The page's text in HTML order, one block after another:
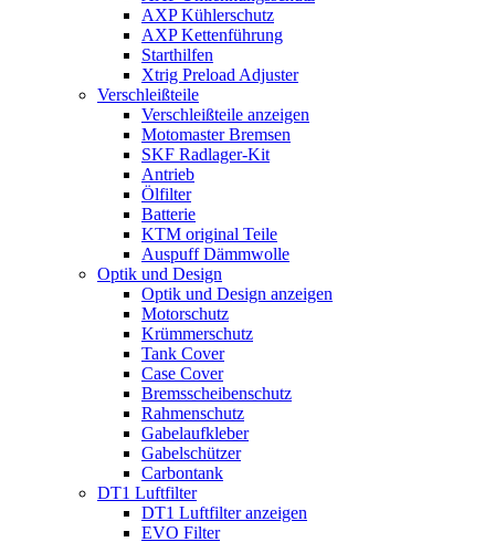
AXP Kühlerschutz
AXP Kettenführung
Starthilfen
Xtrig Preload Adjuster
Verschleißteile
Verschleißteile anzeigen
Motomaster Bremsen
SKF Radlager-Kit
Antrieb
Ölfilter
Batterie
KTM original Teile
Auspuff Dämmwolle
Optik und Design
Optik und Design anzeigen
Motorschutz
Krümmerschutz
Tank Cover
Case Cover
Bremsscheibenschutz
Rahmenschutz
Gabelaufkleber
Gabelschützer
Carbontank
DT1 Luftfilter
DT1 Luftfilter anzeigen
EVO Filter